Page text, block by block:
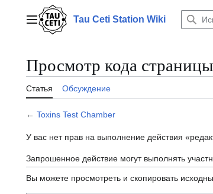
содержаниюГлавное менюTau Ceti Station Wiki
Просмотр кода
Статья Обсуждение
← Toxins Test Chamber
У вас нет прав на выполнение действия
Запрошенное действие могут выполнять
Вы можете просмотреть и скопировать